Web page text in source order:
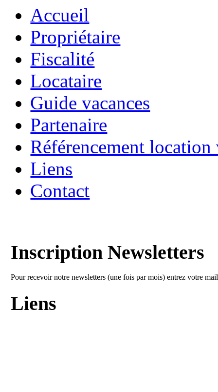
Accueil
Propriétaire
Fiscalité
Locataire
Guide vacances
Partenaire
Référencement location
Liens
Contact
Inscription Newsletters
Pour recevoir notre newsletters (une fois par mois) entrez votre
Liens